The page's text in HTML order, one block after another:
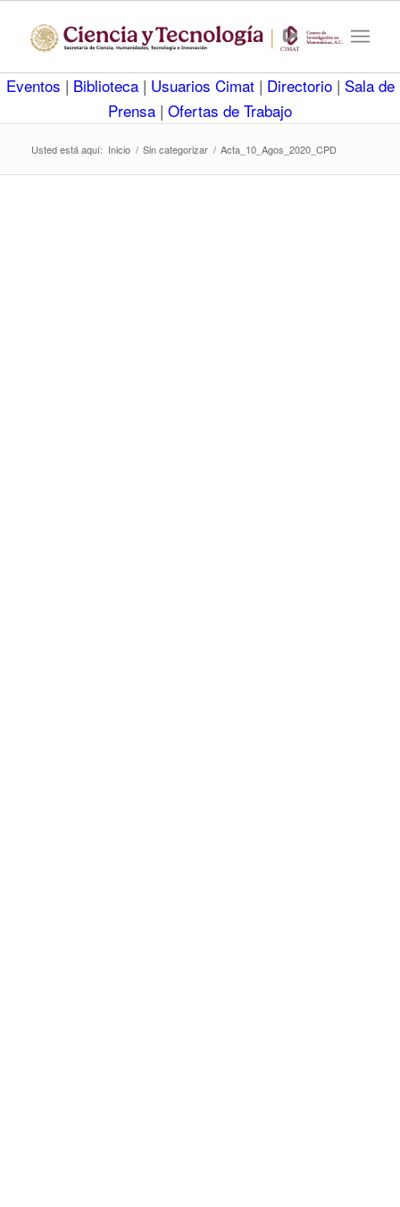
Eventos | Biblioteca | Usuarios Cimat | Directorio | Sala de
Prensa | Ofertas de Trabajo
Usted está aquí: Inicio / Sin categorizar / Acta_10_Agos_2020_CPD